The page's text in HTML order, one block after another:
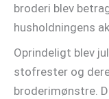
broderi blev
husholdningens
Oprindeligt blev
stofrester og
broderimønstre.